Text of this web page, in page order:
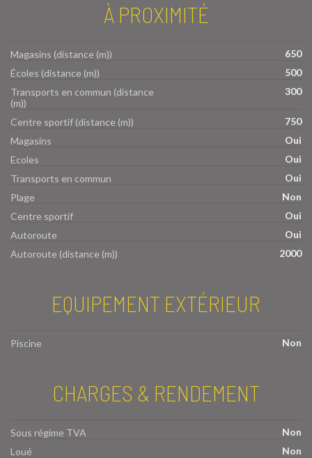
À PROXIMITÉ
Magasins (distance (m))
650
Écoles (distance (m))
500
Transports en commun (distance
(m))
300
Centre sportif (distance (m))
750
Magasins
Oui
Ecoles
Oui
Transports en commun
Oui
Plage
Non
Centre sportif
Oui
Autoroute
Oui
Autoroute (distance (m))
2000
EQUIPEMENT EXTÉRIEUR
Piscine Non
CHARGES & RENDEMENT
Sous régime TVA
Non
Loué
Non